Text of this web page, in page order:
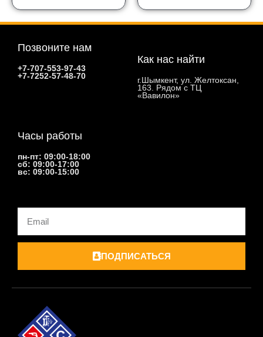
Позвоните нам
+7-707-553-97-43
+7-7252-57-48-70
Как нас найти
г.Шымкент, ул. Желтоксан,
163. Рядом с ТЦ
«Вавилон»
Часы работы
пн-пт: 09:00-18:00
сб: 09:00-17:00
вс: 09:00-15:00
Email
ПОДПИСАТЬСЯ